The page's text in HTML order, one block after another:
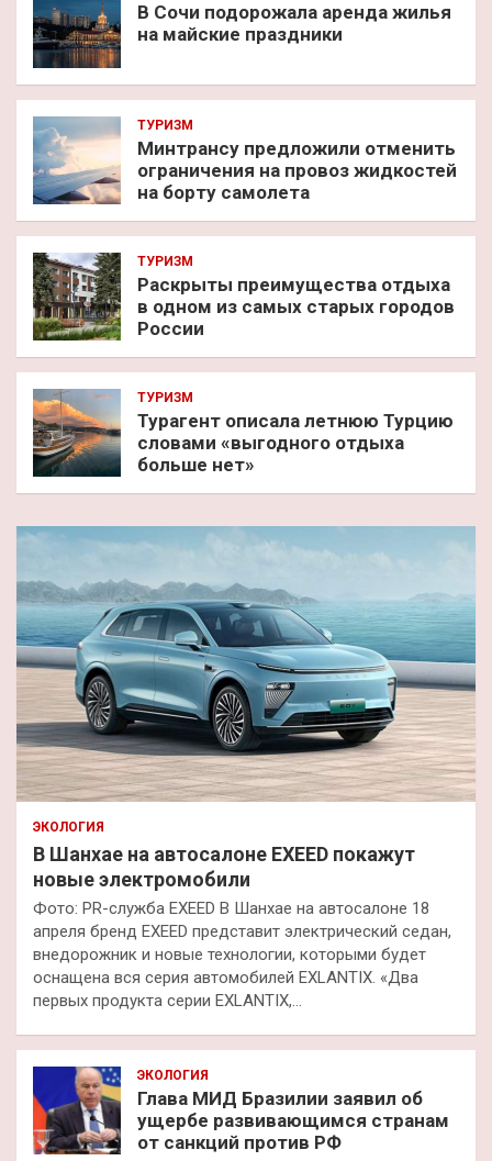
В Сочи подорожала аренда жилья
на майские праздники
ТУРИЗМ
Минтрансу предложили отменить
ограничения на провоз жидкостей
на борту самолета
ТУРИЗМ
Раскрыты преимущества отдыха
в одном из самых старых городов
России
ТУРИЗМ
Турагент описала летнюю Турцию
словами «выгодного отдыха
больше нет»
ЭКОЛОГИЯ
В Шанхае на автосалоне EXEED покажут
новые электромобили
Фото: PR-служба EXEED В Шанхае на автосалоне 18
апреля бренд EXEED представит электрический седан,
внедорожник и новые технологии, которыми будет
оснащена вся серия автомобилей EXLANTIX. «Два
первых продукта серии EXLANTIX,…
ЭКОЛОГИЯ
Глава МИД Бразилии заявил об
ущербе развивающимся странам
от санкций против РФ